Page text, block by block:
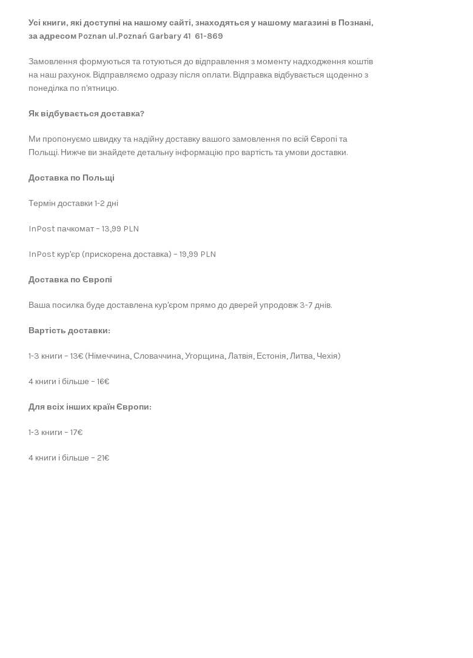
Усі книги, які доступні на нашому сайті, знаходяться у нашому магазині в Познані,
за адресом Poznan ul.Poznań Garbary 41 61-869
Замовлення формуються та готуються до відправлення з моменту надходження коштів
на наш рахунок. Відправляємо одразу після оплати. Відправка відбувається щоденно з
понеділка по п'ятницю.
Як відбувається доставка?
Ми пропонуємо швидку та надійну доставку вашого замовлення по всій Європі та
Польщі. Нижче ви знайдете детальну інформацію про вартість та умови доставки.
Доставка по Польщі
Термін доставки 1-2 дні
InPost пачкомат – 13,99 PLN
InPost кур'єр (прискорена доставка) – 19,99 PLN
Доставка по Європі
Ваша посилка буде доставлена кур'єром прямо до дверей упродовж 3-7 днів.
Вартість доставки:
1-3 книги – 13€ (Німеччина, Словаччина, Угорщина, Латвія, Естонія, Литва, Чехія)
4 книги і більше – 16€
Для всіх інших країн Європи:
1-3 книги – 17€
4 книги і більше – 21€